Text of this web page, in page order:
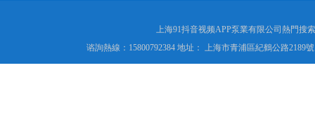
上海91抖音视频APP泵業有限公司熱門搜
谘詢熱線：15800792384 地址： 上海市青浦區紀鶴公路2189